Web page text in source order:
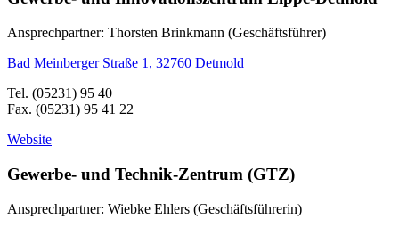
Ansprechpartner: Thorsten Brinkmann (Geschäftsführer)
Bad Meinberger Straße 1, 32760 Detmold
Tel. (05231) 95 40
Fax. (05231) 95 41 22
Website
Gewerbe- und Technik-Zentrum (GTZ)
Ansprechpartner: Wiebke Ehlers (Geschäftsführerin)